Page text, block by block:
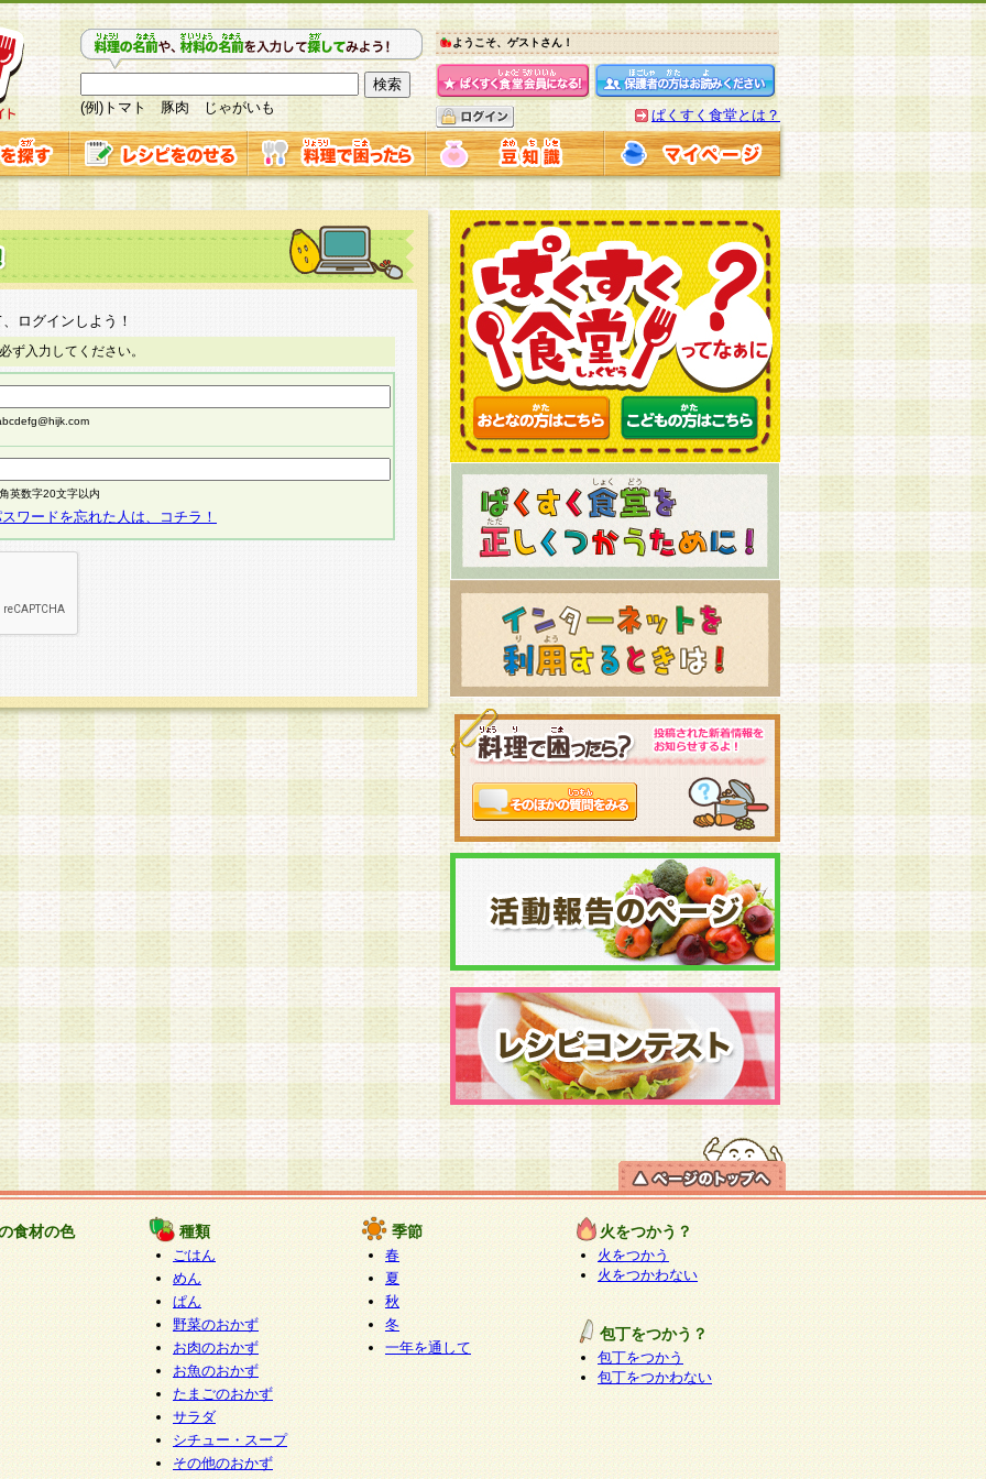
(例)トマト 豚肉 じゃがいも
ようこそ、ゲストさん！
ぱくすく食堂とは？
ログインしよう！
ず入力してください。
英数字20文字以内
ワードを忘れた人は、コチラ！
食材の色 種類
ごはん
めん
ぱん
野菜のおかず
お肉のおかず
お魚のおかず
たまごのおかず
サラダ
シチュー・スープ
その他のおかず
季節
春
夏
秋
冬
一年を通して
火をつかう？
火をつかう
火をつかわない
包丁をつかう？
包丁をつかう
包丁をつかわない